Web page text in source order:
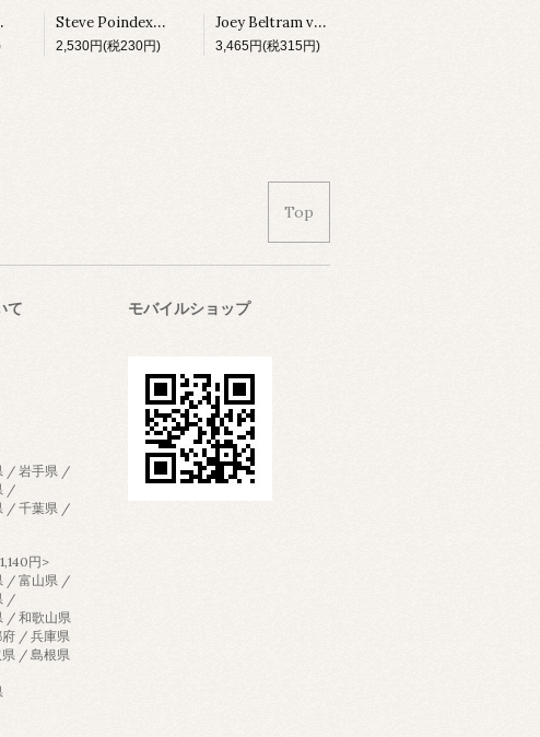
Steve Poindexter & Kareem Smith / Old-Skool [DJAX-UP-328][2000]
2,530円(税230円)
Joey Beltram vs. Technasia / The Start It Up (Remix) [GLASS001][2000]
3,465円(税315円)
Top
て
/ 岩手県 /
/
/ 千葉県 /
円>
/ 富山県 /
/
/ 和歌山県
/ 兵庫県
/ 島根県
モバイルショップ